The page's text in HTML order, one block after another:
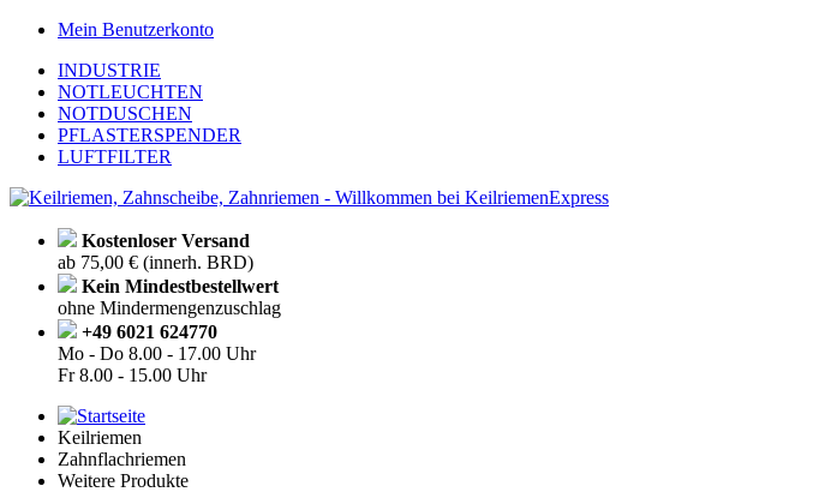
Mein Benutzerkonto
INDUSTRIE
NOTLEUCHTEN
NOTDUSCHEN
PFLASTERSPENDER
LUFTFILTER
Kostenloser Versand
ab 75,00 € (innerh. BRD)
Kein Mindestbestellwert
ohne Mindermengenzuschlag
+49 6021 624770
Mo - Do 8.00 - 17.00 Uhr
Fr8.00 - 15.00 Uhr
Keilriemen
Zahnflachriemen
Weitere Produkte